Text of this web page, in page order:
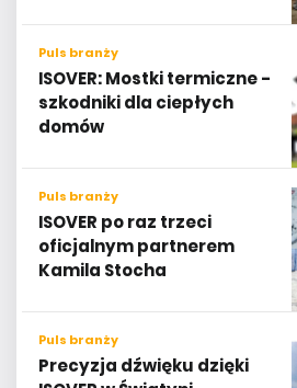
Puls branży
ISOVER: Mostki termiczne -
szkodniki dla ciepłych
domów
Puls branży
ISOVER po raz trzeci
oficjalnym partnerem
Kamila Stocha
Puls branży
Precyzja dźwięku dzięki